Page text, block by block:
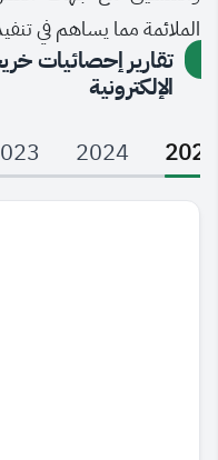
الملائمة مما يساهم في
تقارير إحصائيات
الإلكترونية
2025
2024